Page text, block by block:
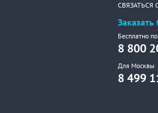
СВЯЗАТЬСЯ
Бесплатно
8 800
Для Москвы
8 499